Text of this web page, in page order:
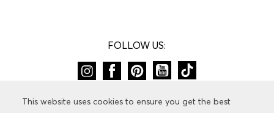
This website uses cookies to ensure you get the best
This website uses cookies to ensure you get the best
FOLLOW US:
CAMBIAR DE PAÍS: